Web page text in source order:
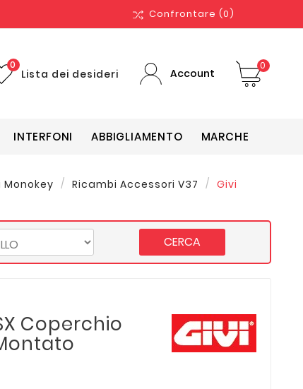
Confrontare (0)
Lista dei desideri
0
Account
0
INTERFONI ABBIGLIAMENTO MARCHE
Ricambi Accessori V37
Givi
CERCA
Coperchio